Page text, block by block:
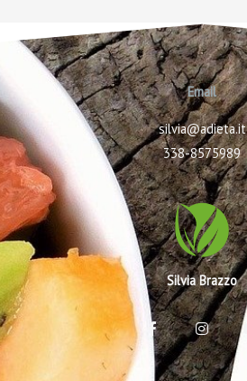
Email
silvia@adieta.it
338-8575989
Silvia Brazzo
F
a
c
e
I
n
s
t